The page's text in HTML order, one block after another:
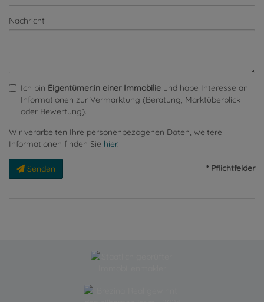
Nachricht
Ich bin Eigentümer:in einer Immobilie und habe Interesse an
Informationen zur Vermarktung (Beratung, Marktüberblick
oder Bewertung).
Wir verarbeiten Ihre personenbezogenen Daten, weitere
Informationen finden Sie hier.
Senden * Pflichtfelder